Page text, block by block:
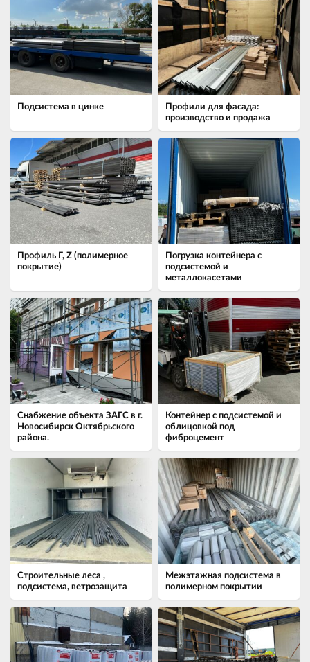
Подсистема в цинке
Профили для фасада:
производство и продажа
Профиль Г, Z (полимерное
покрытие)
Погрузка контейнера с
подсистемой и
металлокасетами
Снабжение объекта ЗАГС в г.
Новосибирск Октябрьского
района.
Контейнер с подсистемой и
облицовкой под
фиброцемент
Строительные леса ,
подсистема, ветрозащита
Межэтажная подсистема в
полимерном покрытии